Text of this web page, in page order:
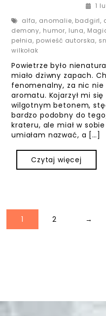
1
alfa, anomalie, badgirl,
demony, humor, luna,
pełnia, powieść autorska,
wilkołak
Powietrze było
miało dziwny zapach.
fenomenalny, za nic
aromatu. Kojarzył mi
wilgotnym betonem,
bardzo podobny do
krateru, ale miał w
umiałam nazwać, a […]
Czytaj więcej
1 2 →